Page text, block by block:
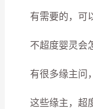
有需要的，可以
不超度婴灵会怎
有很多缘主问，
这些缘主，超度